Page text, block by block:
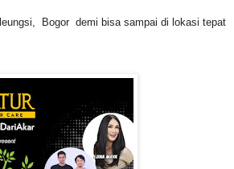
Bogor demi bisa sampai di lokasi tepat